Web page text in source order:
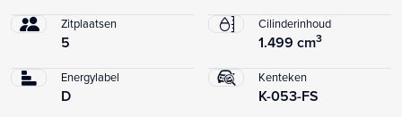
Zitplaatsen
5
Cilinderinhoud
1.499 cm3
Energylabel
D
Kenteken
K-053-FS